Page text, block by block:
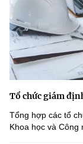
Tổ chức giám
Tổng hợp các tổ
Khoa học và Công